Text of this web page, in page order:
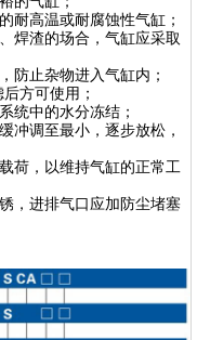
耐高温或耐腐蚀性气缸；
焊渣的场合，气缸应采取
防止杂物进入气缸内；
方可使用；
统中的水分冻结；
冲调至最小，逐步放松，
荷，以维持气缸的正常工
，进排气口应加防尘堵塞